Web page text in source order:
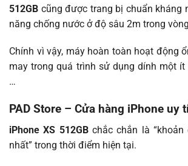
512GB cũng được trang bị chuẩn kháng
năng chống nước ở độ sâu 2m trong
Chính vì vậy, máy hoàn toàn hoạt động
may trong quá trình sử dụng dính một ít
…
PAD Store – Cửa hàng iPhone uy
iPhone XS 512GBchắc chắn là
nhất” trong thời điểm hiện tại.